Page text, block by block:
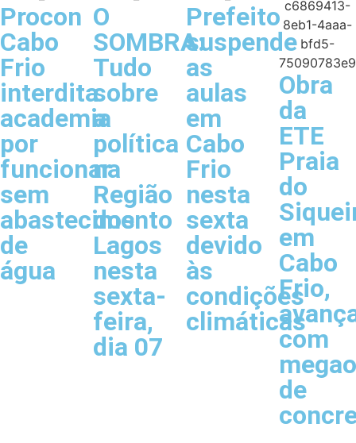
Procon
Cabo
Frio
interdita
academia
por
funcionar
sem
abastecimento
de
água
O
SOMBRA:
Tudo
sobre
a
política
na
Região
dos
Lagos
nesta
sexta-
feira,
dia 07
Prefeito
suspende
as
aulas
em
Cabo
Frio
nesta
sexta
devido
às
condições
climáticas
Obra
da
ETE
Praia
do
em
Cabo
Frio,
com
de